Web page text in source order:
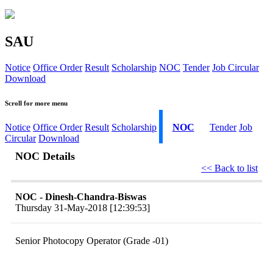
SAU
Notice Office Order Result Scholarship NOC Tender Job Circular
Download
Scroll for more menu
Notice Office Order Result Scholarship NOC Tender Job
Circular Download
NOC Details
<< Back to list
NOC - Dinesh-Chandra-Biswas
Thursday 31-May-2018 [12:39:53]
Senior Photocopy Operator (Grade -01)